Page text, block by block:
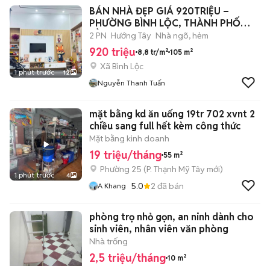
1 phút trước 12
BÁN NHÀ ĐẸP GIÁ 920TRIỆU –
PHƯỜNG BÌNH LỘC, THÀNH PHỐ
ĐỒNG NAI
2 PN Hướng Tây Nhà ngõ, hẻm
920 triệu 8,8 tr/m² 105 m²
Xã Bình Lộc
Nguyễn Thanh Tuấn
1 phút trước 4
mặt bằng kd ăn uống 19tr 702 xvnt 2
chiều sang full hết kèm công thức
Mặt bằng kinh doanh
19 triệu/tháng 55 m²
Phường 25 (P. Thạnh Mỹ Tây mới)
A Khang 5.0 2 đã bán
phòng trọ nhỏ gọn, an ninh dành cho
sinh viên, nhân viên văn phòng
Nhà trống
2,5 triệu/tháng 10 m²